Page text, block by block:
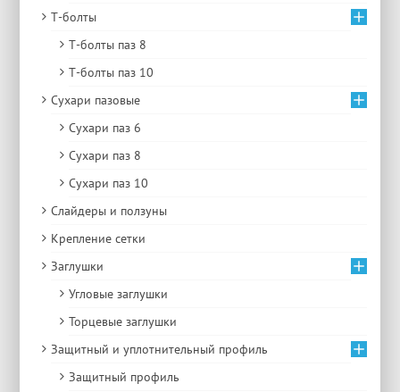
Т-болты
Т-болты паз 8
Т-болты паз 10
Сухари пазовые
Сухари паз 6
Сухари паз 8
Сухари паз 10
Слайдеры и ползуны
Крепление сетки
Заглушки
Угловые заглушки
Торцевые заглушки
Защитный и уплотнительный профиль
Защитный профиль